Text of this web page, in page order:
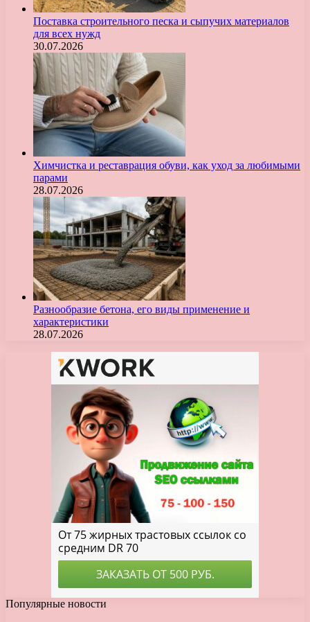
Поставка строительного песка и сыпучих материалов
для всех нужд
30.07.2026
Химчистка и реставрация обуви, как уход за любимыми
парами
28.07.2026
Разнообразие бетона, его виды применение и
характеристики
28.07.2026
Популярные новости